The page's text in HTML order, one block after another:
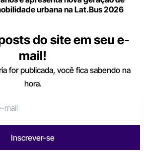
urbana na Lat.Bus 2026
do site em seu e-
mail!
for publicada, você fica sabendo na
hora.
Inscrever-se